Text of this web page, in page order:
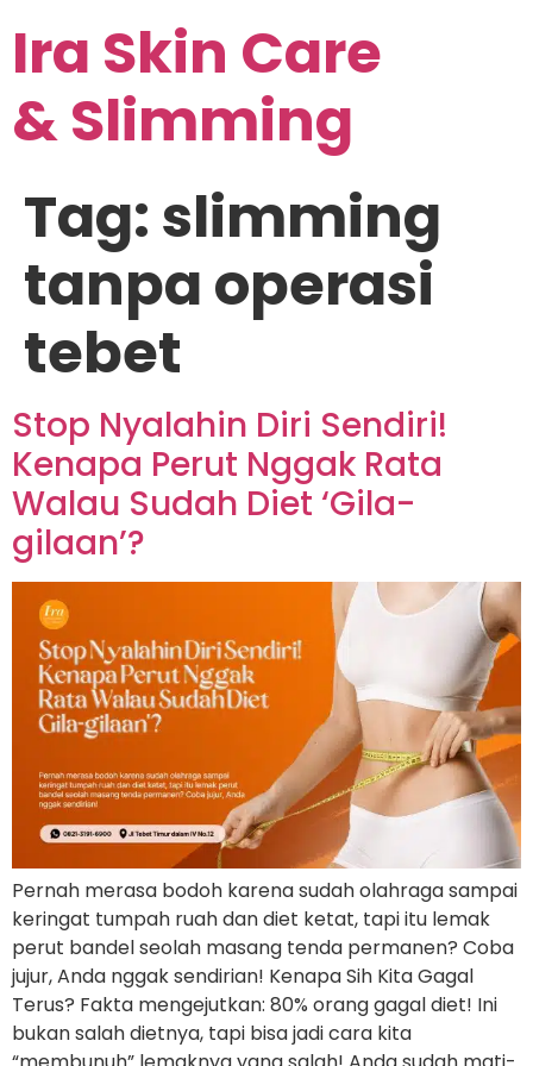
Ira Skin Care
& Slimming
Tag:slimming
tanpa operasi
tebet
Stop Nyalahin Diri Sendiri!
Kenapa Perut Nggak Rata
Walau Sudah Diet ‘Gila-
gilaan’?
Pernah merasa bodoh karena sudah olahraga sampai
keringat tumpah ruah dan diet ketat, tapi itu lemak
perut bandel seolah masang tenda permanen? Coba
jujur, Anda nggak sendirian! Kenapa Sih Kita Gagal
Terus? Fakta mengejutkan: 80% orang gagal diet! Ini
bukan salah dietnya, tapi bisa jadi cara kita